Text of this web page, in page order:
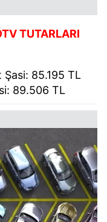
TUTARLARI
85.195 TL
89.506 TL